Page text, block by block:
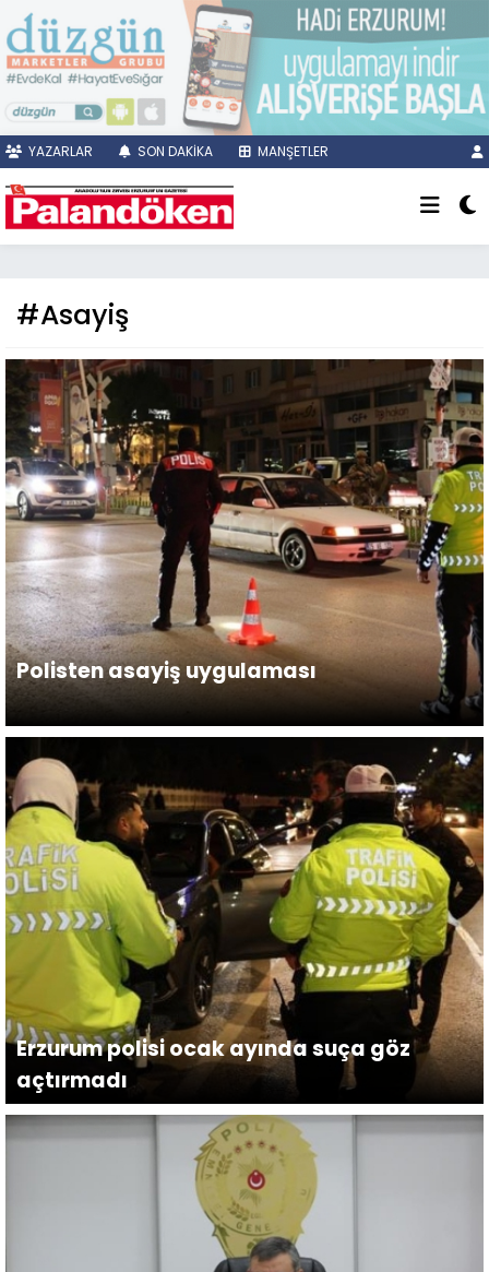
YAZARLAR SON DAKİKA MANŞETLER
#Asayiş
Polisten asayiş uygulaması
Erzurum polisi ocak ayında suça göz
açtırmadı